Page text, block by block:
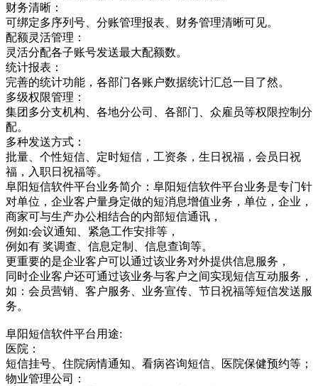
财务清晰：
可绑定多序列号、分账管理报表、财务管理清晰可见。
配额灵活管理：
灵活分配各子账号发送最大配额数。
统计报表：
完善的统计功能，各部门各账户数据统计汇总一目了然。
多级权限管理：
集团多分支机构、各地分公司、各部门、众雇员等权限控制分
配。
多种发送方式：
批量、个性短信、定时短信，工资条，生日祝福，会员日祝
福，入职日祝福等。
阜阳短信软件平台业务简介：阜阳短信软件平台业务是专门针
对单位，企业客户量身定做的短消息增值业务，单位，企业，
商家可与生产办公相结合的内部短信通讯，
例如:会议通知、紧急工作安排等，
例如有 奖调查、信息定制、信息查询等。
更重要的是企业客户可以通过该业务对外提供信息服务，
同时企业客户还可通过该业务与客户之间实现短信互动服务，
如：会员营销、客户服务、业务宣传、节日祝福等短信发送服
务。
阜阳短信软件平台用途:
医院：
短信挂号、住院病情通知、看病咨询短信、医院保健预约等；
物业管理公司：